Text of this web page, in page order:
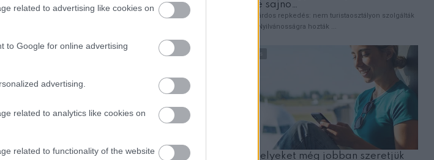
related to advertising like cookies on
to Google for online advertising
advertising.
related to analytics like cookies on
related to functionality of the website